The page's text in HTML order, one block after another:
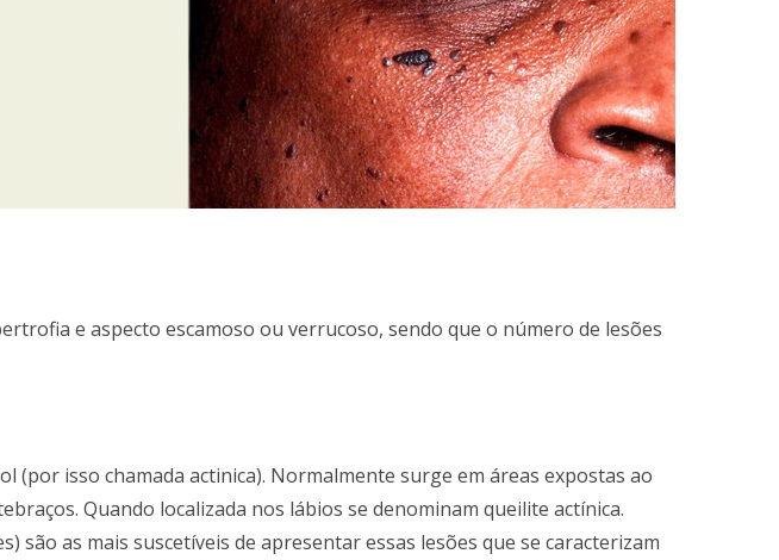
e aspecto escamoso ou verrucoso, sendo que o número de lesões
(por isso chamada actinica). Normalmente surge em áreas expostas ao
Quando localizada nos lábios se denominam queilite actínica.
são as mais suscetíveis de apresentar essas lesões que se caracterizam